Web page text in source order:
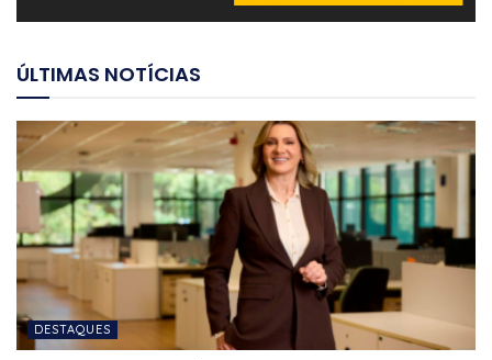
ÚLTIMAS NOTÍCIAS
DESTAQUES